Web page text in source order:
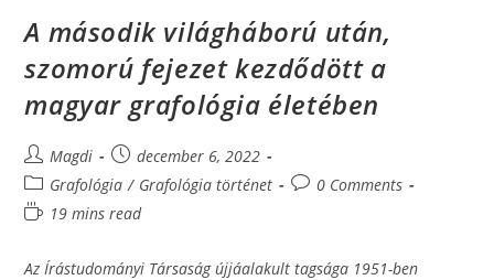
A második világháború után,
szomorú fejezet kezdődött a
magyar grafológia életében
Post
author:
Magdi
Post
published:
december 6, 2022
Post
category:
Grafológia / Grafológia történet
Post0 Comments
Reading19 mins read
Az Írástudományi Társaság újjáalakult tagsága 1951-ben